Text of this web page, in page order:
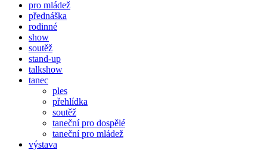
pro mládež
přednáška
rodinné
show
soutěž
stand-up
talkshow
tanec
ples
přehlídka
soutěž
taneční pro dospělé
taneční pro mládež
výstava